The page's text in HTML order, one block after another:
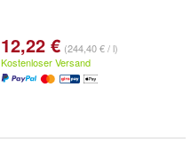
12,22 € (244,40 € / l)
Kostenloser Versand